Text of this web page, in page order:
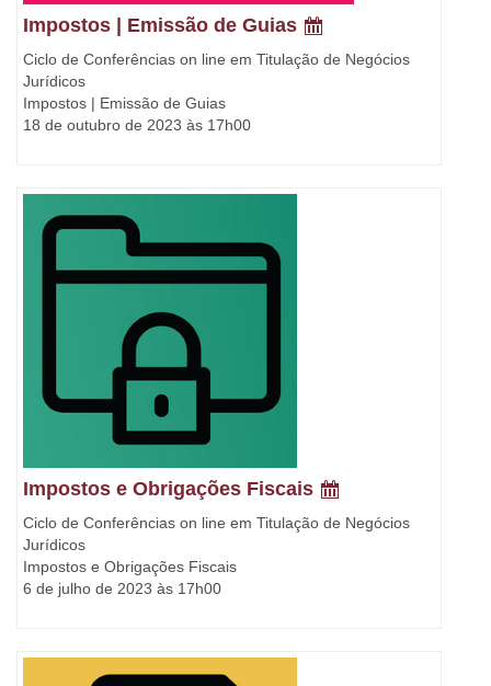
Impostos | Emissão de Guias
Ciclo de Conferências on line em Titulação de Negócios
Jurídicos
Impostos | Emissão de Guias
18 de outubro de 2023 às 17h00
Impostos e Obrigações Fiscais
Ciclo de Conferências on line em Titulação de Negócios
Jurídicos
Impostos e Obrigações Fiscais
6 de julho de 2023 às 17h00